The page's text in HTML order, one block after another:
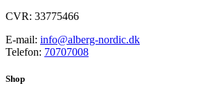
CVR: 33775466
E-mail: info@alberg-nordic.dk
Telefon: 70707008
Shop